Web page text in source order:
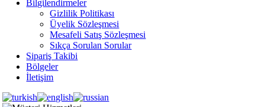
Bilgilendirmeler
Gizlilik Politikası
Üyelik Sözleşmesi
Mesafeli Satış Sözleşmesi
Sıkça Sorulan Sorular
Sipariş Takibi
Bölgeler
İletişim